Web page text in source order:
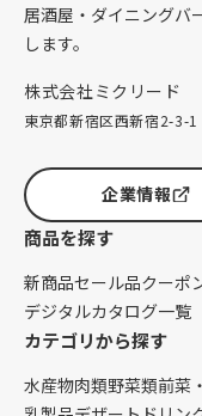
居酒屋・ダイニングバ
します。
株式会社ミクリード
東京都新宿区西新宿2-3-
企業情報
商品を探す
新商品セール品クーポ
デジタルカタログ一覧
カテゴリから探す
水産物肉類野菜類前菜